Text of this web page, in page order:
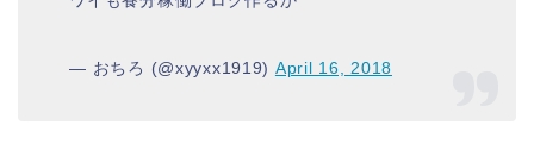
— おちろ (@xyyxx1919) April 16, 2018